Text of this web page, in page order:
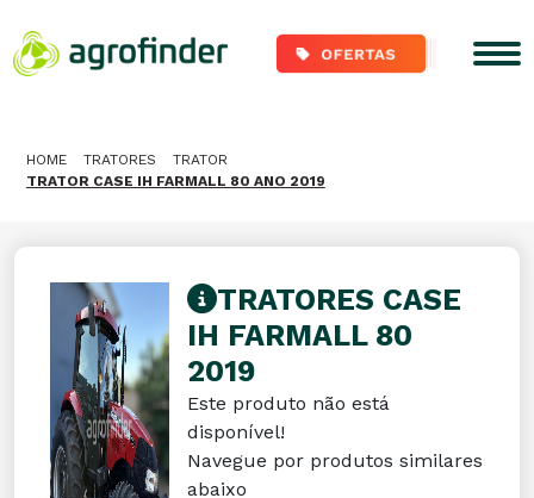
HOME TRATORES
TRATOR
TRATOR CASE IH FARMALL 80 ANO 2019
TRATORES CASE
IH FARMALL 80
2019
Este produto não está
disponível!
Navegue por produtos similares
abaixo